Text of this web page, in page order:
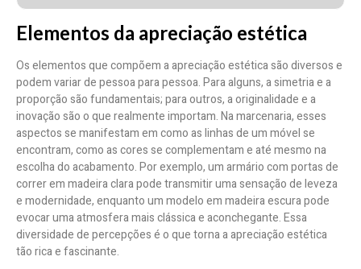
Elementos da apreciação estética
Os elementos que compõem a apreciação estética são diversos e
podem variar de pessoa para pessoa. Para alguns, a simetria e a
proporção são fundamentais; para outros, a originalidade e a
inovação são o que realmente importam. Na marcenaria, esses
aspectos se manifestam em como as linhas de um móvel se
encontram, como as cores se complementam e até mesmo na
escolha do acabamento. Por exemplo, um armário com portas de
correr em madeira clara pode transmitir uma sensação de leveza
e modernidade, enquanto um modelo em madeira escura pode
evocar uma atmosfera mais clássica e aconchegante. Essa
diversidade de percepções é o que torna a apreciação estética
tão rica e fascinante.